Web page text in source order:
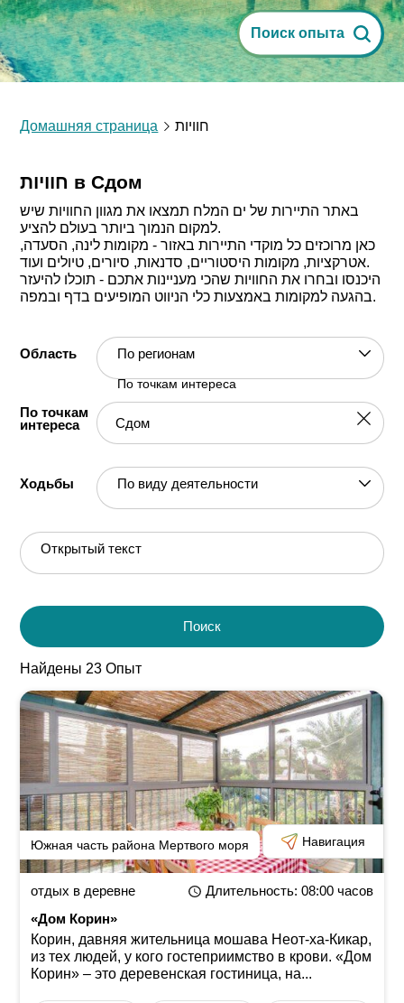
Поиск опыта
Домашняя страница חוויות
חוויות в Сдом
באתר התיירות של ים המלח תמצאו את מגוון החוויות שיש
למקום הנמוך ביותר בעולם להציע.
כאן מרוכזים כל מוקדי התיירות באזור - מקומות לינה, הסעדה,
אטרקציות, מקומות היסטוריים, סדנאות, סיורים, טיולים ועוד.
היכנסו ובחרו את החוויות שהכי מעניינות אתכם - תוכלו להיעזר
בהגעה למקומות באמצעות כלי הניווט המופיעים בדף ובמפה.
Область По регионам
По точкам
интереса
По точкам интереса
Ходьбы По виду деятельности
Открытый текст
Поиск
Найдены 23Опыт
Южная часть района Мертвого моря Навигация
отдых в деревне Длительность: 08:00 часов
«Дом Корин»
Корин, давняя жительница мошава Неот-ха-Кикар,
из тех людей, у кого гостеприимство в крови. «Дом
Корин» ‒ это деревенская гостиница, на...